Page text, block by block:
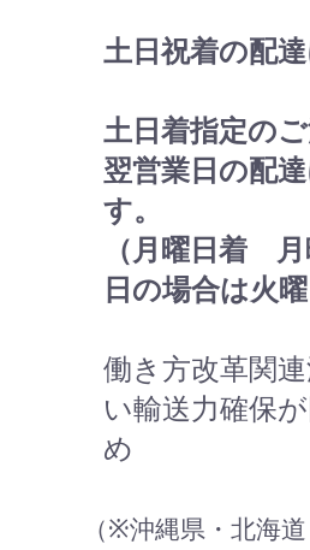
土日祝着の配
土日着指定のご
翌営業日の配
す。
（月曜日着
日の場合は火曜
働き方改革関
い輸送力確保
め
（※沖縄県・北海